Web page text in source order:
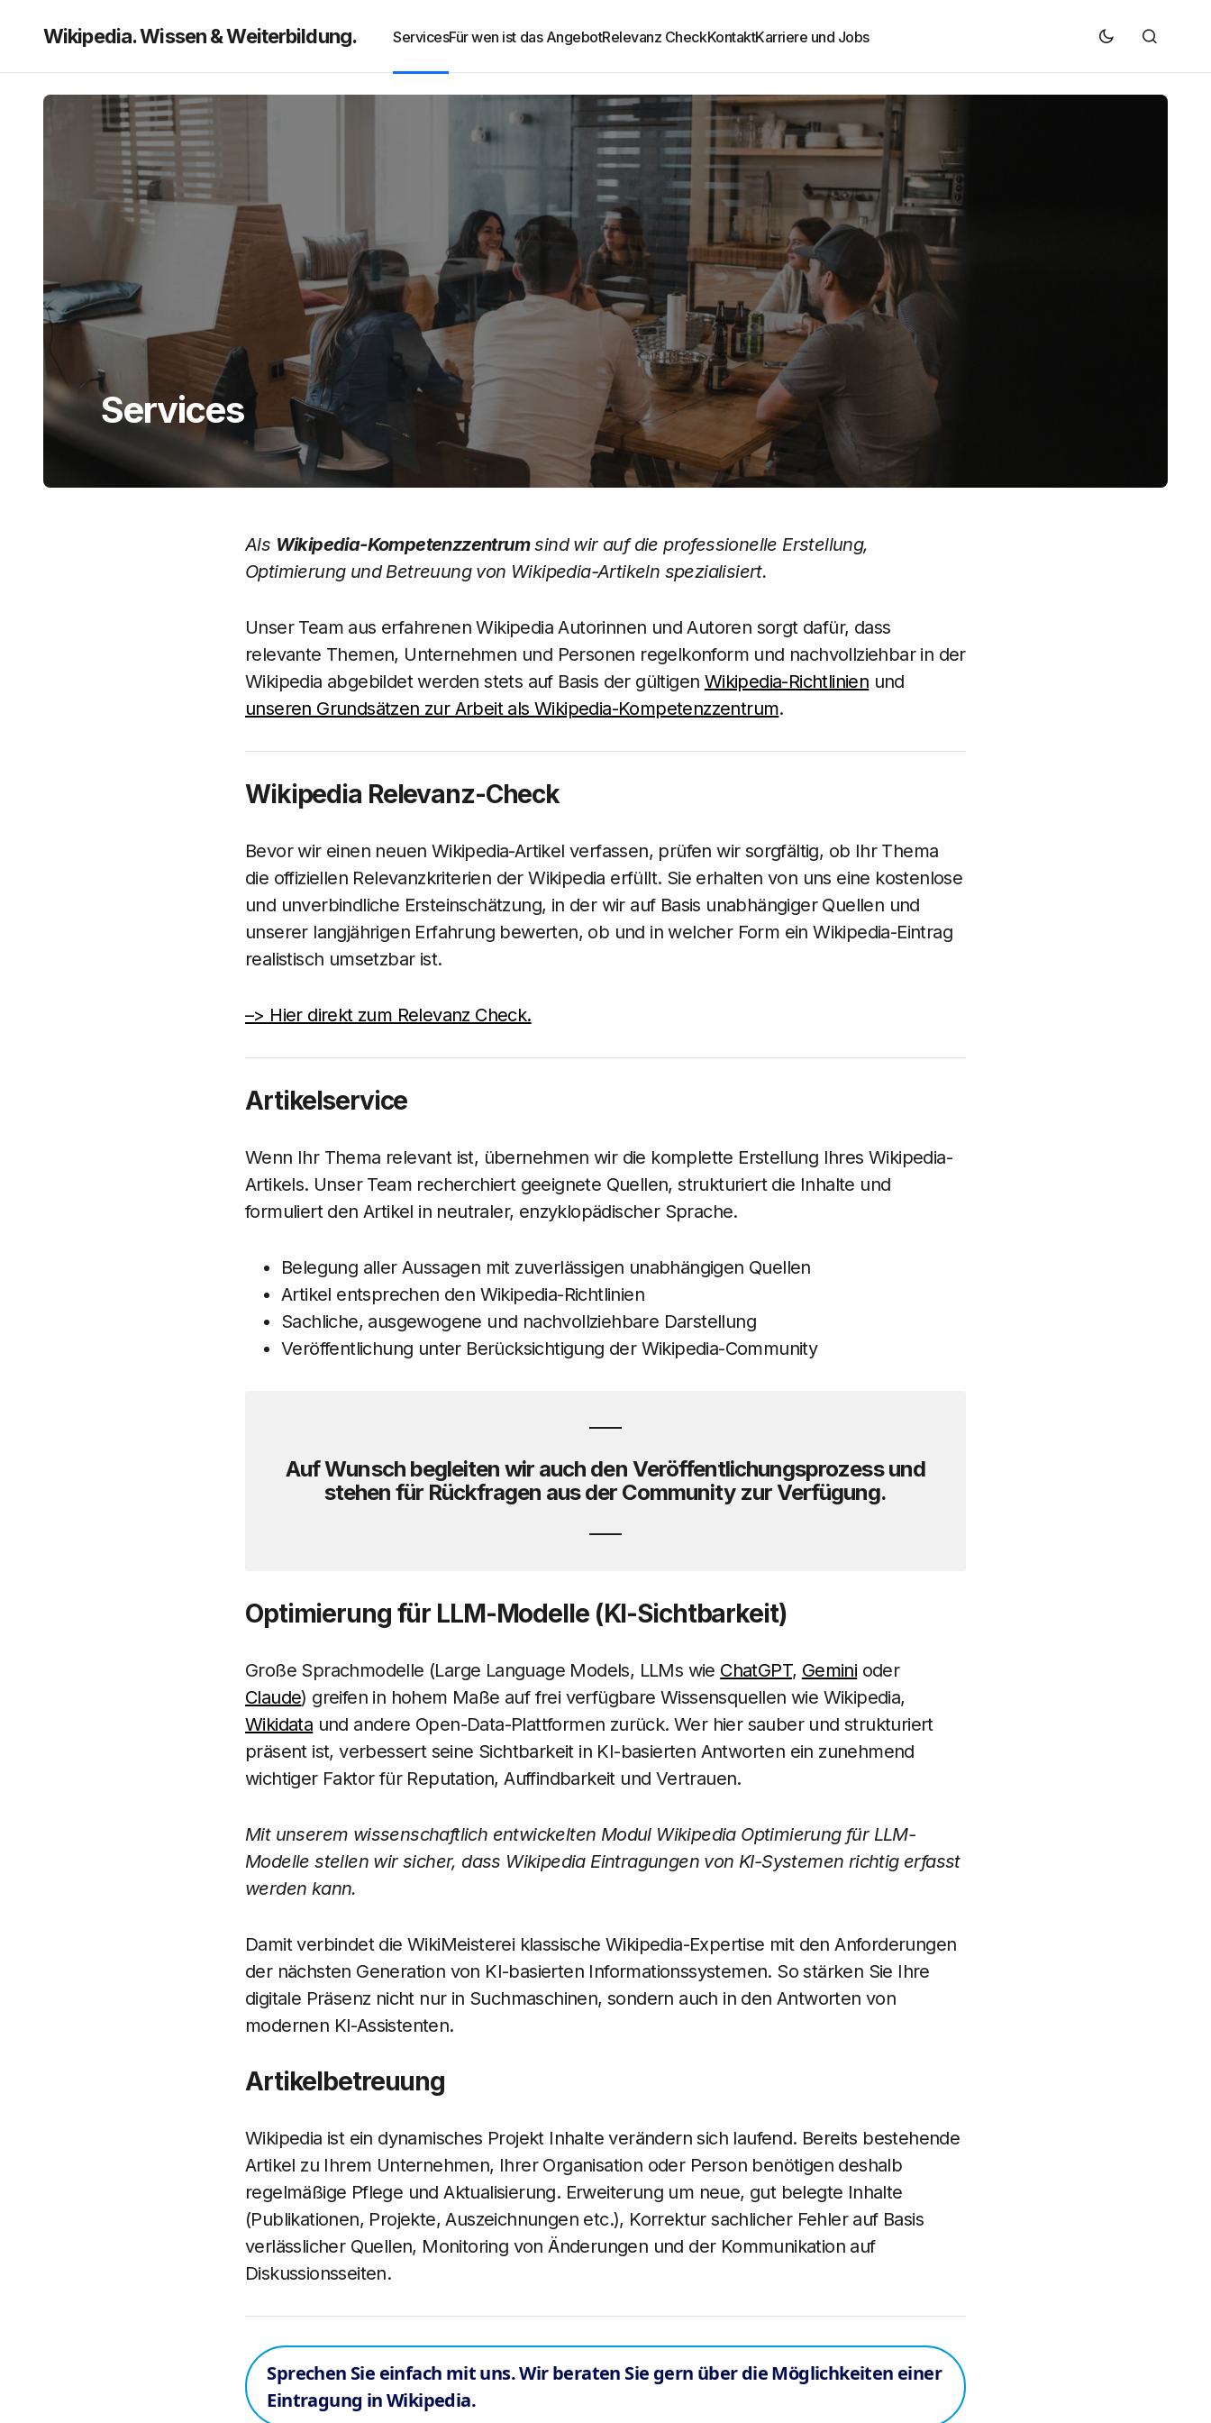
Wikipedia. Wissen & Weiterbildung. ServicesFür wen ist das AngebotRelevanz CheckKontaktKarriere und Jobs
Services
Als Wikipedia-Kompetenzzentrumsind wir auf die professionelle Erstellung,
Optimierung und Betreuung von Wikipedia-Artikeln spezialisiert.
Unser Team aus erfahrenen Wikipedia Autorinnen und Autoren sorgt dafür, dass
relevante Themen, Unternehmen und Personen regelkonform und nachvollziehbar in der
Wikipedia abgebildet werden stets auf Basis der gültigen Wikipedia-Richtlinien und
unseren Grundsätzen zur Arbeit als Wikipedia-Kompetenzzentrum.
Wikipedia Relevanz-Check
Bevor wir einen neuen Wikipedia-Artikel verfassen, prüfen wir sorgfältig, ob Ihr Thema
die offiziellen Relevanzkriterien der Wikipedia erfüllt. Sie erhalten von uns eine kostenlose
und unverbindliche Ersteinschätzung, in der wir auf Basis unabhängiger Quellen und
unserer langjährigen Erfahrung bewerten, ob und in welcher Form ein Wikipedia-Eintrag
realistisch umsetzbar ist.
–> Hier direkt zum Relevanz Check.
Artikelservice
Wenn Ihr Thema relevant ist, übernehmen wir die komplette Erstellung Ihres Wikipedia-
Artikels. Unser Team recherchiert geeignete Quellen, strukturiert die Inhalte und
formuliert den Artikel in neutraler, enzyklopädischer Sprache.
Belegung aller Aussagen mit zuverlässigen unabhängigen Quellen
Artikel entsprechen den Wikipedia-Richtlinien
Sachliche, ausgewogene und nachvollziehbare Darstellung
Veröffentlichung unter Berücksichtigung der Wikipedia-Community
Auf Wunsch begleiten wir auch den Veröffentlichungsprozess und
stehen für Rückfragen aus der Community zur Verfügung.
Optimierung für LLM-Modelle (KI-Sichtbarkeit)
Große Sprachmodelle (Large Language Models, LLMs wie ChatGPT, Gemini oder
Claude) greifen in hohem Maße auf frei verfügbare Wissensquellen wie Wikipedia,
Wikidata und andere Open-Data-Plattformen zurück. Wer hier sauber und strukturiert
präsent ist, verbessert seine Sichtbarkeit in KI-basierten Antworten ein zunehmend
wichtiger Faktor für Reputation, Auffindbarkeit und Vertrauen.
Mit unserem wissenschaftlich entwickelten Modul Wikipedia Optimierung für LLM-
Modelle stellen wir sicher, dass Wikipedia Eintragungen von KI-Systemen richtig erfasst
werden kann.
Damit verbindet die WikiMeisterei klassische Wikipedia-Expertise mit den Anforderungen
der nächsten Generation von KI-basierten Informationssystemen. So stärken Sie Ihre
digitale Präsenz nicht nur in Suchmaschinen, sondern auch in den Antworten von
modernen KI-Assistenten.
Artikelbetreuung
Wikipedia ist ein dynamisches Projekt Inhalte verändern sich laufend. Bereits bestehende
Artikel zu Ihrem Unternehmen, Ihrer Organisation oder Person benötigen deshalb
regelmäßige Pflege und Aktualisierung. Erweiterung um neue, gut belegte Inhalte
(Publikationen, Projekte, Auszeichnungen etc.), Korrektur sachlicher Fehler auf Basis
verlässlicher Quellen, Monitoring von Änderungen und der Kommunikation auf
Diskussionsseiten.
Sprechen Sie einfach mit uns. Wir beraten Sie gern über die Möglichkeiten einer
Eintragung in Wikipedia.